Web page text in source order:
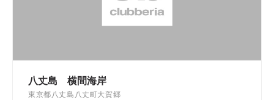
八丈島 横間海岸
東京都八丈島八丈町大賀郷